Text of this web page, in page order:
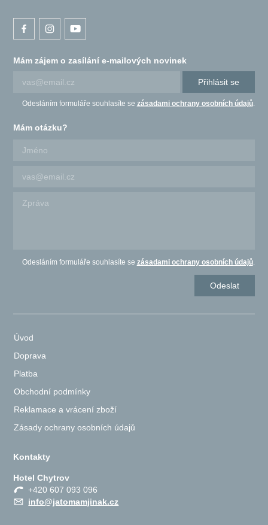
Mám zájem o zasílání e-mailových novinek
Přihlásit se
Odesláním formuláře souhlasíte se zásadami ochrany osobních údajů.
Mám otázku?
Odesláním formuláře souhlasíte se zásadami ochrany osobních údajů.
Úvod
Doprava
Platba
Obchodní podmínky
Reklamace a vrácení zboží
Zásady ochrany osobních údajů
Kontakty
Hotel Chytrov
+420 607 093 096
info@jatomamjinak.cz